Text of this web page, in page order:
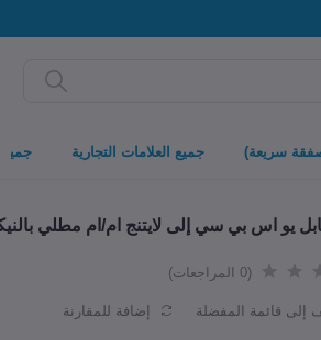
سريعة) جميع العلامات التجارية جميع
يو اس بي سي إلى لايتنج ام/ام مطلي بالنيكل اية
(0 المراجعات)
إلى قائمة المفضلة إضافة للمقارنة